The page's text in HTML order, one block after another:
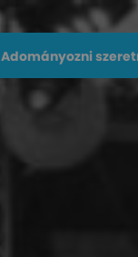
Adományozni